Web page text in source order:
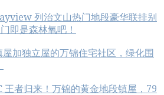
列治文山热门地段豪华联排别
即是森林氧吧！
加独立屋的万锦住宅社区，绿化围
者归来！万锦的黄金地段镇屋，79